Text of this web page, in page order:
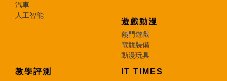
汽車
人工智能
遊戲動漫
熱門遊戲
電競裝備
動漫玩具
教學評測 IT TIMES